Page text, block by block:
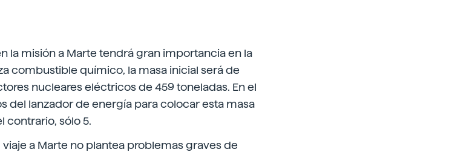
la misión a Marte tendrá gran importancia en la
combustible químico, la masa inicial será de
nucleares eléctricos de 459 toneladas. En el
del lanzador de energía para colocar esta masa
contrario, sólo 5.
a Marte no plantea problemas graves de